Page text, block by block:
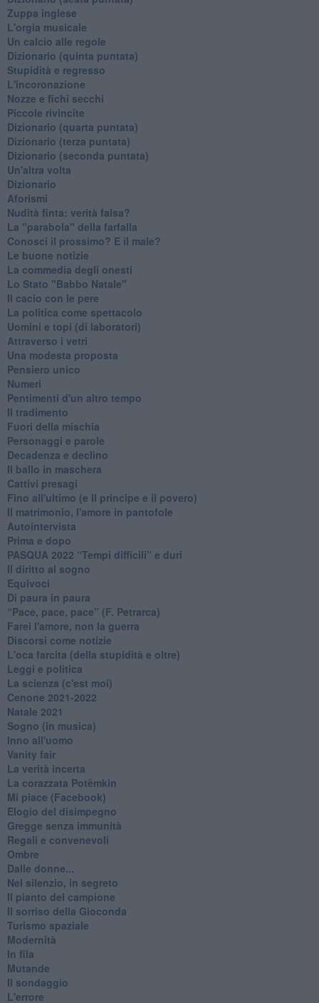
Zuppa inglese
L'orgia musicale
Un calcio alle regole
Dizionario (quinta puntata)
Stupidità e regresso
L'incoronazione
Nozze e fichi secchi
Piccole rivincite
​Dizionario (quarta puntata)
​Dizionario (terza puntata)
​Dizionario (seconda puntata)
Un'altra volta
Dizionario
Aforismi
Nudità finta: verità falsa?
La "parabola" della farfalla
Conosci il prossimo? E il male?
Le buone notizie
La commedia degli onesti
Lo Stato "Babbo Natale"
Il cacio con le pere
La politica come spettacolo
Uomini e topi (di laboratori)
Attraverso i vetri
Una modesta proposta
Pensiero unico
Numeri
Pentimenti d'un altro tempo
Il tradimento
Fuori della mischia
Personaggi e parole
Decadenza e declino
Il ballo in maschera
Cattivi presagi
Fino all'ultimo (e Il principe e il povero)
Il matrimonio, l'amore in pantofole
Autointervista
Prima e dopo
​PASQUA 2022 “Tempi difficili” e duri
Il diritto al sogno
Equivoci
Di paura in paura
​“Pace, pace, pace” (F. Petrarca)
Farei l'amore, non la guerra
Discorsi come notizie
L'oca farcita (della stupidità e oltre)
Leggi e politica
La scienza (c'est moi)
Cenone 2021-2022
Natale 2021
Sogno (in musica)
Inno all'uomo
Vanity fair
La verità incerta
La corazzata Potëmkin
Mi piace (Facebook)
Elogio del disimpegno
Gregge senza immunità
Regali e convenevoli
Ombre
Dalle donne...
Nel silenzio, in segreto
Il pianto del campione
Il sorriso della Gioconda
Turismo spaziale
Modernità
In fila
Mutande
Il sondaggio
L'errore